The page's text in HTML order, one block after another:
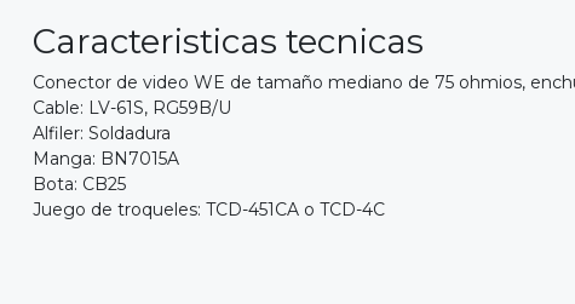
Caracteristicas tecnicas
Conector de video WE de tamaño mediano de 75 ohmios,
Cable: LV-61S, RG59B/U
Alfiler: Soldadura
Manga: BN7015A
Bota: CB25
Juego de troqueles: TCD-451CA o TCD-4C